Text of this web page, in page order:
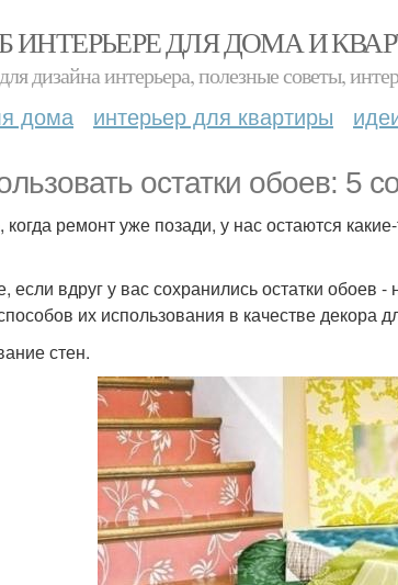
ИНТЕРЬЕРЕ ДЛЯ ДОМА И
дизайна интерьера, полезные советы,
дома интерьер для квартиры
остатки обоев: 5
когда ремонт уже позади, у нас остаются
если вдруг у вас сохранились остатки
их использования в качестве декора
стен.